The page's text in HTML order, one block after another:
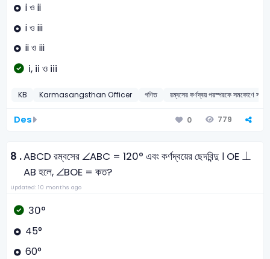
i ও ii
i ও iii
ii ও iii
i, ii ও iii
KB Karmasangsthan Officer গণিত রম্বসের কর্ণদ্বয় পরস্পরকে সমকোণে
Des 0 779
8 .ABCD রম্বসের ∠ABC = 120° এবং কর্ণদ্বয়ের ছেদবিন্দু । OE ⊥
⊥
AB হলে, ∠BOE = কত?
Updated: 10 months ago
30°
45°
60°